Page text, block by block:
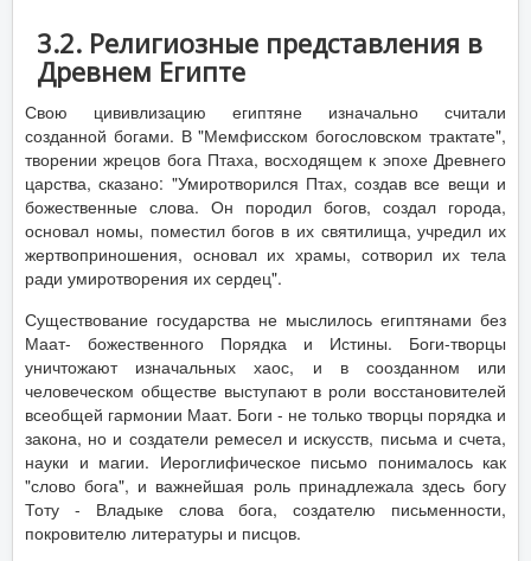
3.2. Религиозные представления в
Древнем Египте
Свою цививлизацию египтяне изначально считали
созданной богами. В "Мемфисском богословском трактате",
творении жрецов бога Птаха, восходящем к эпохе Древнего
царства, сказано: "Умиротворился Птах, создав все вещи и
божественные слова. Он породил богов, создал города,
основал номы, поместил богов в их святилища, учредил их
жертвоприношения, основал их храмы, сотворил их тела
ради умиротворения их сердец".
Существование государства не мыслилось египтянами без
Маат- божественного Порядка и Истины. Боги-творцы
уничтожают изначальных хаос, и в соозданном или
человеческом обществе выступают в роли восстановителей
всеобщей гармонии Маат. Боги - не только творцы порядка и
закона, но и создатели ремесел и искусств, письма и счета,
науки и магии. Иероглифическое письмо понималось как
"слово бога", и важнейшая роль принадлежала здесь богу
Тоту - Владыке слова бога, создателю письменности,
покровителю литературы и писцов.